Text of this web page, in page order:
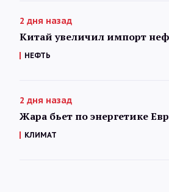
2 дня назад
Китай увеличил импорт
НЕФТЬ
2 дня назад
Жара бьет по энергетике
КЛИМАТ